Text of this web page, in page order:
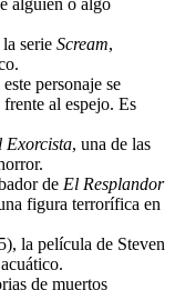
alguien o algo
serie Scream,
personaje se
al espejo. Es
Exorcista, una de las
de El Resplandor
figura terrorífica en
la película de Steven
de muertos